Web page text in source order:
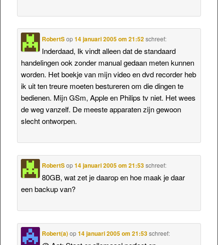
RobertSop14 januari 2005 om 21:52 schreef:
Inderdaad, Ik vindt alleen dat de standaard
handelingen ook zonder manual gedaan meten kunnen
worden. Het boekje van mijn video en dvd recorder heb
ik uit ten treure moeten bestureren om die dingen te
bedienen. Mijn GSm, Apple en Philips tv niet. Het wees
de weg vanzelf. De meeste apparaten zijn gewoon
slecht ontworpen.
RobertSop14 januari 2005 om 21:53 schreef:
80GB, wat zet je daarop en hoe maak je daar
een backup van?
Robert(a)op14 januari 2005 om 21:53 schreef: